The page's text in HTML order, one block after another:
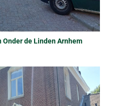
de Linden Arnhem